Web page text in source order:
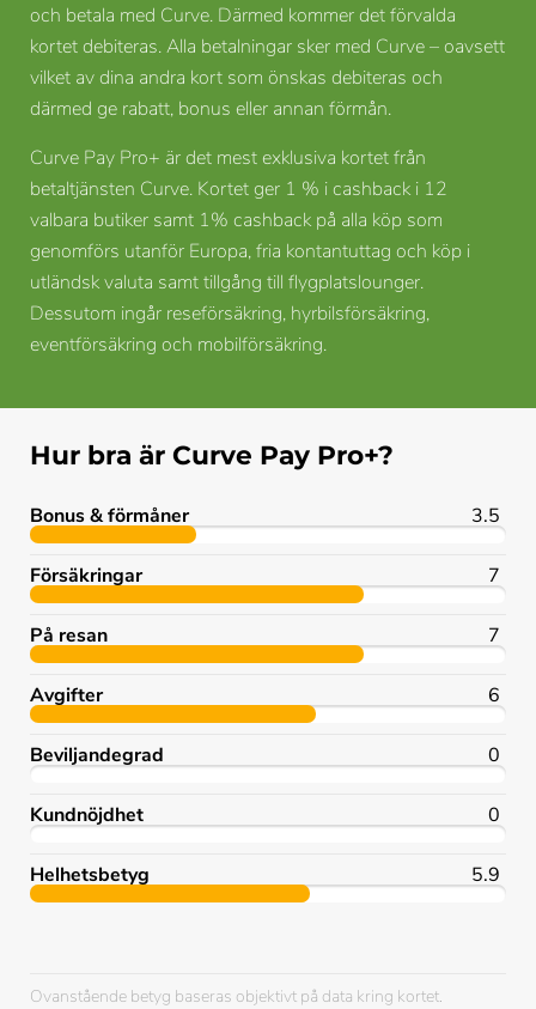
och betala med Curve. Därmed kommer det förvalda
kortet debiteras. Alla betalningar sker med Curve – oavsett
vilket av dina andra kort som önskas debiteras och
därmed ge rabatt, bonus eller annan förmån.
Curve Pay Pro+ är det mest exklusiva kortet från
betaltjänsten Curve. Kortet ger 1 % i cashback i 12
valbara butiker samt 1% cashback på alla köp som
genomförs utanför Europa, fria kontantuttag och köp i
utländsk valuta samt tillgång till flygplatslounger.
Dessutom ingår reseförsäkring, hyrbilsförsäkring,
eventförsäkring och mobilförsäkring.
Hur bra är Curve Pay Pro+?
Bonus & förmåner 3.5
Försäkringar 7
På resan 7
Avgifter 6
Beviljandegrad 0
Kundnöjdhet 0
Helhetsbetyg 5.9
Ovanstående betyg baseras objektivt på data kring kortet.